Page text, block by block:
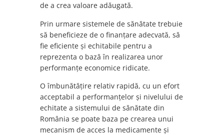
de a crea valoare adăugată.
Prin urmare sistemele de sănătate trebuie
să beneficieze de o finanțare adecvată, să
fie eficiente și echitabile pentru a
reprezenta o bază în realizarea unor
performanțe economice ridicate.
O îmbunătățire relativ rapidă, cu un efort
acceptabil a performanțelor și nivelului de
echitate a sistemului de sănătate din
România se poate baza pe crearea unui
mecanism de acces la medicamente și